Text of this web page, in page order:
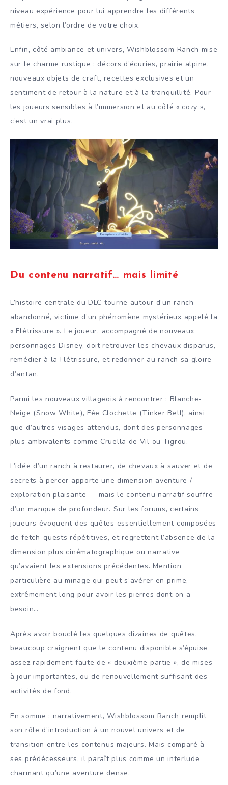
niveau expérience pour lui apprendre les différents
métiers, selon l’ordre de votre choix.
Enfin, côté ambiance et univers, Wishblossom Ranch mise
sur le charme rustique : décors d’écuries, prairie alpine,
nouveaux objets de craft, recettes exclusives et un
sentiment de retour à la nature et à la tranquillité. Pour
les joueurs sensibles à l’immersion et au côté « cozy »,
c’est un vrai plus.
Du contenu narratif… mais limité
L’histoire centrale du DLC tourne autour d’un ranch
abandonné, victime d’un phénomène mystérieux appelé la
« Flétrissure ». Le joueur, accompagné de nouveaux
personnages Disney, doit retrouver les chevaux disparus,
remédier à la Flétrissure, et redonner au ranch sa gloire
d’antan.
Parmi les nouveaux villageois à rencontrer : Blanche-
Neige (Snow White), Fée Clochette (Tinker Bell), ainsi
que d’autres visages attendus, dont des personnages
plus ambivalents comme Cruella de Vil ou Tigrou.
L’idée d’un ranch à restaurer, de chevaux à sauver et de
secrets à percer apporte une dimension aventure /
exploration plaisante — mais le contenu narratif souffre
d’un manque de profondeur. Sur les forums, certains
joueurs évoquent des quêtes essentiellement composées
de fetch-quests répétitives, et regrettent l’absence de la
dimension plus cinématographique ou narrative
qu’avaient les extensions précédentes. Mention
particulière au minage qui peut s’avérer en prime,
extrêmement long pour avoir les pierres dont on a
besoin…
Après avoir bouclé les quelques dizaines de quêtes,
beaucoup craignent que le contenu disponible s’épuise
assez rapidement faute de « deuxième partie », de mises
à jour importantes, ou de renouvellement suffisant des
activités de fond.
En somme : narrativement, Wishblossom Ranch remplit
son rôle d’introduction à un nouvel univers et de
transition entre les contenus majeurs. Mais comparé à
ses prédécesseurs, il paraît plus comme un interlude
charmant qu’une aventure dense.